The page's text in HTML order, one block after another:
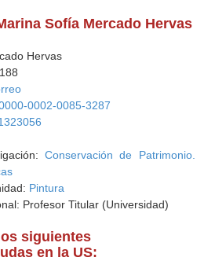
Sofía Mercado Hervas
Hervas
0002-0085-3287
Conservación de Patrimonio.
Pintura
Profesor Titular (Universidad)
siguientes
en la US: